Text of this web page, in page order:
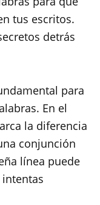
tus escritos.
detrás
para
En el
la diferencia
conjunción
línea puede